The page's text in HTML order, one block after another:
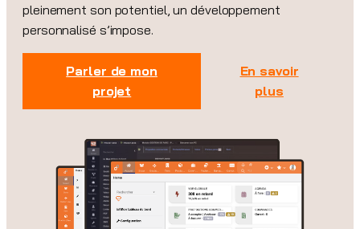
pleinement son potentiel, un développement
personnalisé s’impose.
Parler de mon
projet
En savoir
plus